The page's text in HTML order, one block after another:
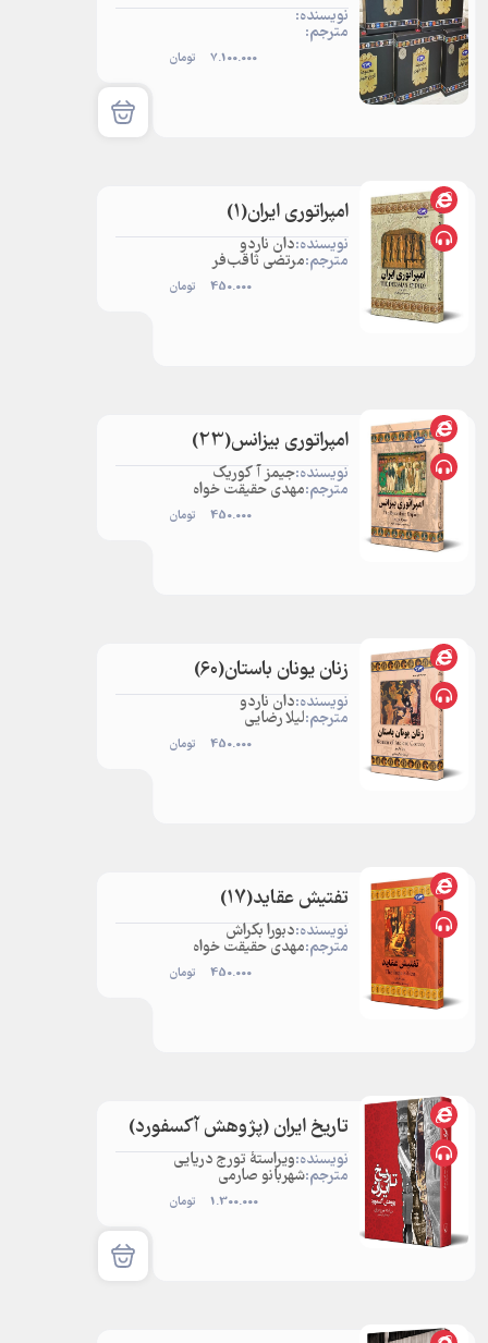
نویسنده:
مترجم:
7.100.000 تومان
امپراتوری ایران‌(1)
نویسنده:دان ناردو
مترجم:مرتضی ثاقب‌فر
450.000 تومان
امپراتوری بیزانس‌(23)
نویسنده:جیمز آ کوریک
مترجم:مهدی حقیقت خواه
450.000 تومان
زنان یونان باستان(60)
نویسنده:دان ناردو
مترجم:لیلا رضایی
450.000 تومان
تفتیش عقاید(17)
نویسنده:دبورا بکراش
مترجم:مهدی حقیقت خواه
450.000 تومان
تاریخ ایران (پژوهش آکسفورد)
نویسنده:ویراستۀ تورج دریایی
مترجم:شهربانو صارمی
1.300.000 تومان